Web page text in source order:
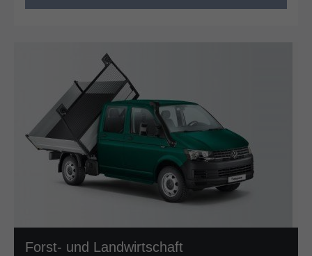
Forst- und Landwirtschaft